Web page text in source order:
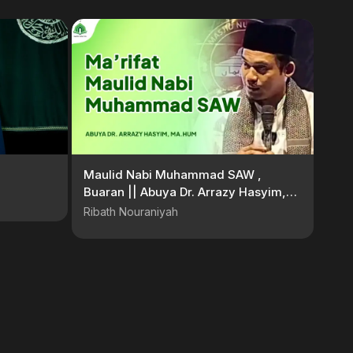
Maulid Nabi Muhammad SAW ,
Buaran || Abuya Dr. Arrazy Hasyim,
MA.Hum
Ribath Nouraniyah